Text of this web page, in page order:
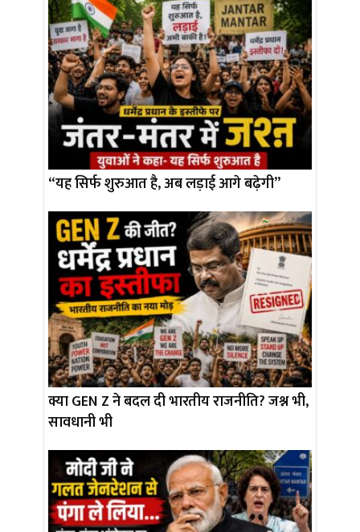
“यह सिर्फ शुरुआत है, अब लड़ाई आगे बढ़ेगी”
क्या GEN Z ने बदल दी भारतीय राजनीति? जश्न भी,
सावधानी भी